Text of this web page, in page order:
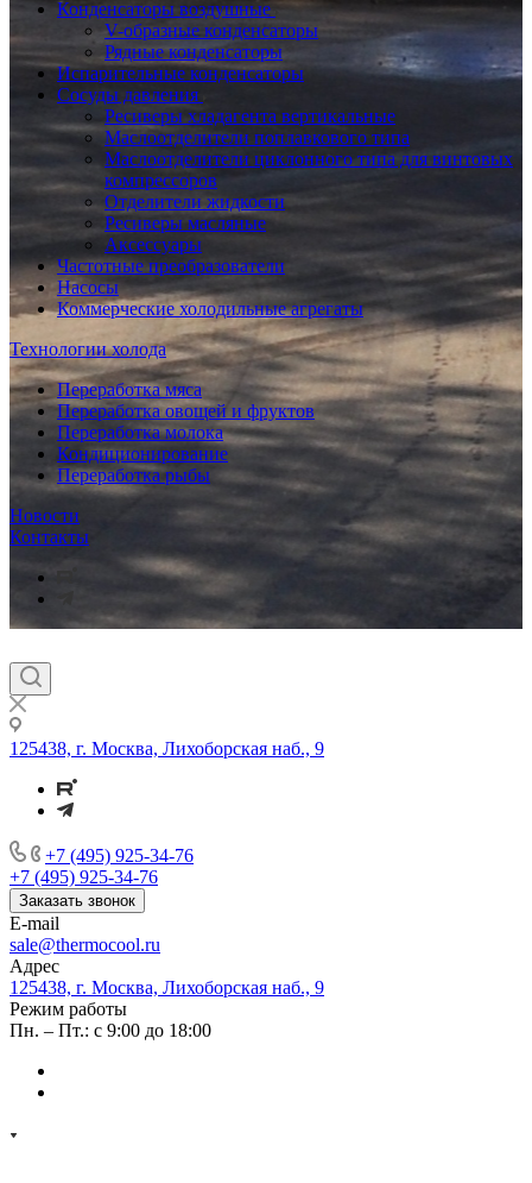
Конденсаторы воздушные
V-образные конденсаторы
Рядные конденсаторы
Испарительные конденсаторы
Сосуды давления
Ресиверы хладагента вертикальные
Маслоотделители поплавкового типа
Маслоотделители циклонного типа для винтовых
компрессоров
Отделители жидкости
Ресиверы масляные
Аксессуары
Частотные преобразователи
Насосы
Коммерческие холодильные агрегаты
Технологии холода
Переработка мяса
Переработка овощей и фруктов
Переработка молока
Кондиционирование
Переработка рыбы
Новости
Контакты
125438, г. Москва, Лихоборская наб., 9
+7 (495) 925-34-76
+7 (495) 925-34-76
Заказать звонок
E-mail
sale@thermocool.ru
Адрес
125438, г. Москва, Лихоборская наб., 9
Режим работы
Пн. – Пт.: с 9:00 до 18:00